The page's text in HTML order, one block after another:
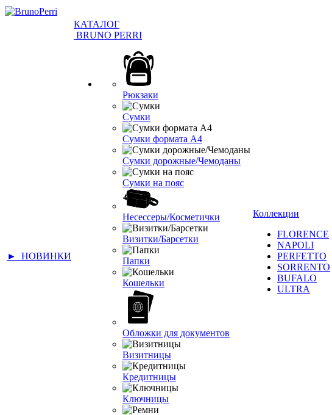
► НОВИНКИ
КАТАЛОГ
BRUNO PERRI
Рюкзаки
Сумки
Сумки формата А4
Сумки дорожные/Чемоданы
Сумки на пояс
Несессеры/Косметички
Визитки/Барсетки
Папки
Кошельки
Обложки для документов
Визитницы
Кредитницы
Ключницы
Коллекции
FLORENCE
NAPOLI
PERFETTO
SORRENTO
BUFALO
ULTRA